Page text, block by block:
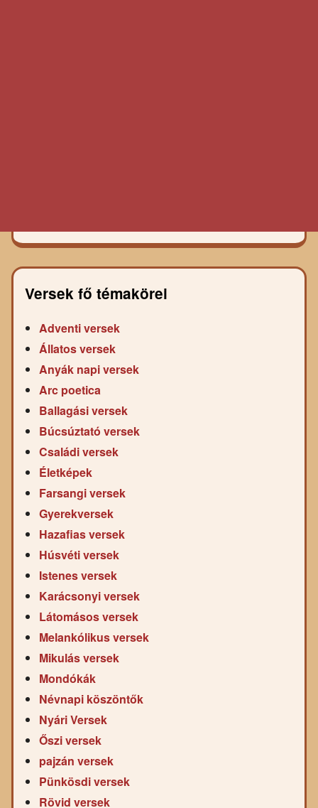
Versek fő témakörei
Adventi versek
Állatos versek
Anyák napi versek
Arc poetica
Ballagási versek
Búcsúztató versek
Családi versek
Életképek
Farsangi versek
Gyerekversek
Hazafias versek
Húsvéti versek
Istenes versek
Karácsonyi versek
Látomásos versek
Melankólikus versek
Mikulás versek
Mondókák
Névnapi köszöntők
Nyári Versek
Őszi versek
pajzán versek
Pünkösdi versek
Rövid versek